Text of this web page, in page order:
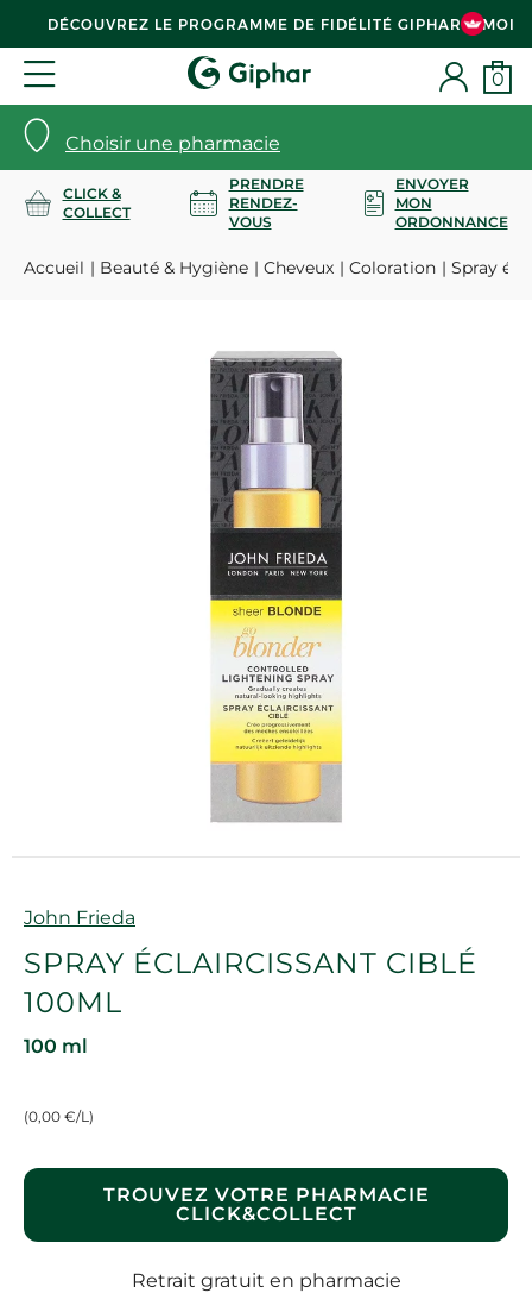
DÉCOUVREZ LE PROGRAMME DE FIDÉLITÉ GIPHAR & MOI
Choisir une pharmacie
0
CLICK &
COLLECT
PRENDRE
RENDEZ-
VOUS
ENVOYER
MON
ORDONNANCE
Accueil Beauté & Hygiène Cheveux Coloration Spray
Marque
John Frieda
SPRAY ÉCLAIRCISSANT CIBLÉ
100ML
100 ml
(0,00 €/L)
TROUVEZ VOTRE PHARMACIE
CLICK&COLLECT
Retrait gratuit en pharmacie